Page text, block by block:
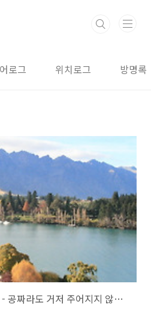
로그 위치로그 방명록
뉴질랜드 자전거 여행[32] - 공짜라도 거저 주어지지 않는다.